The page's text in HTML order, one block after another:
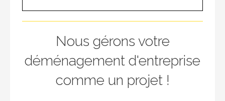
Nous gérons votre
déménagement d'entreprise
comme un projet !